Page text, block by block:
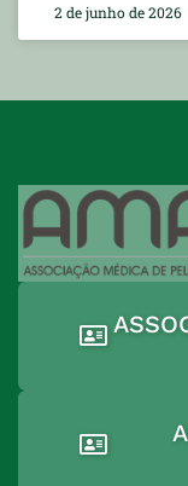
2 de junho de 2026